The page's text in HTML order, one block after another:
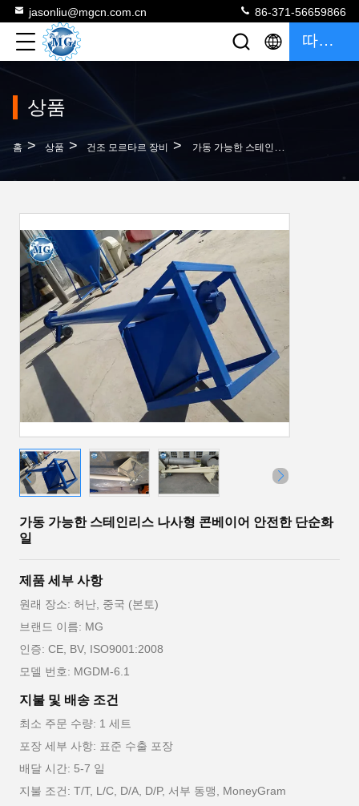
jasonliu@mgcn.com.cn 86-371-56659866
따옴표
상품
홈 > 상품 > 건조 모르타르 장비 > 가동 가능한 스테인리스 나사형 콘베이어 안전한 단순화 일
가동 가능한 스테인리스 나사형 콘베이어 안전한 단순화
일
제품 세부 사항
원래 장소: 허난, 중국 (본토)
브랜드 이름: MG
인증: CE, BV, ISO9001:2008
모델 번호: MGDM-6.1
지불 및 배송 조건
최소 주문 수량: 1 세트
포장 세부 사항: 표준 수출 포장
배달 시간: 5-7 일
지불 조건: T/T, L/C, D/A, D/P, 서부 동맹, MoneyGram